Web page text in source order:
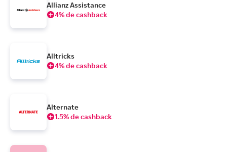
Allianz Assistance
4% de cashback
Alltricks
4% de cashback
Alternate
1.5% de cashback